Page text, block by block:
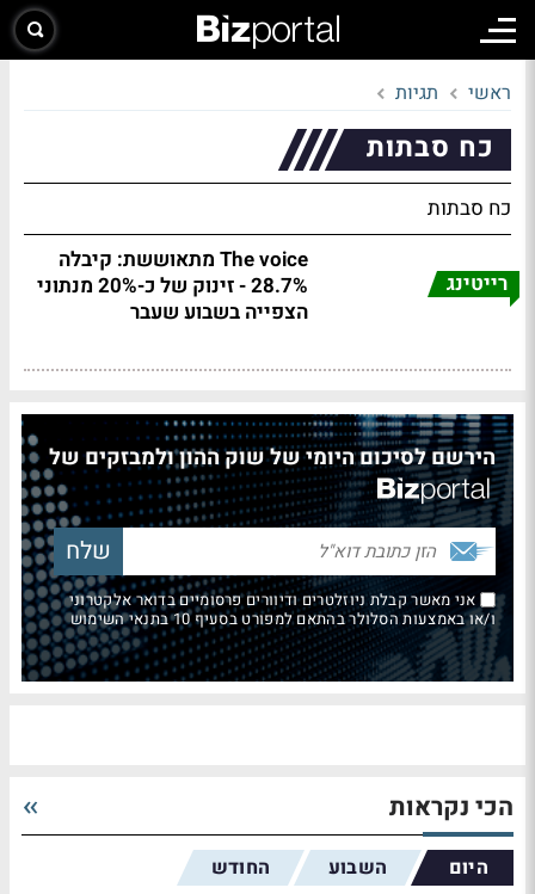
ראשי תגיות
כח סבתות
כח סבתות
רייטינג
The voice מתאוששת: קיבלה
28.7% - זינוק של כ-20% מנתוני
הצפייה בשבוע שעבר
הירשם לסיכום היומי של שוק ההון ולמבזקים של
אני מאשר קבלת ניוזלטרים ודיוורים פרסומיים בדואר אלקטרוני
ו/או באמצעות הסלולר בהתאם למפורט בסעיף 10 בתנאי השימוש
הכי נקראות
היום השבוע החודש